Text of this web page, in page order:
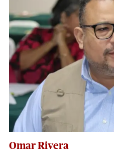
Omar Rivera